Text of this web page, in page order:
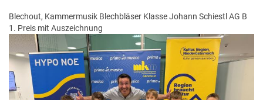
Blechout, Kammermusik Blechbläser Klasse Johann Schiestl AG B
1. Preis mit Auszeichnung